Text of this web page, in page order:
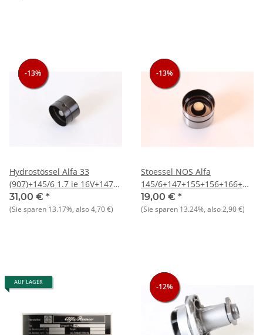
-13%
-13%
-13%
Hydrostössel Alfa 33
(907)+145/6 1.7 ie 16V+147
3.2 GTA+156+164+166 V6
24V NOS-Orig.
31,00 € *
(Sie sparen 13.17%, also4,70 €)
-13%
-13%
-13%
Stoessel NOS Alfa
145/6+147+155+156+166+GT/
(916)
19,00 € *
(Sie sparen 13.24%, also2,90 €)
AUF LAGER -12%
-12%
-12%